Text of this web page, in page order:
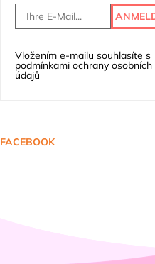
Vložením e-mailu souhlasíte s
podmínkami ochrany osobních
údajů
FACEBOOK